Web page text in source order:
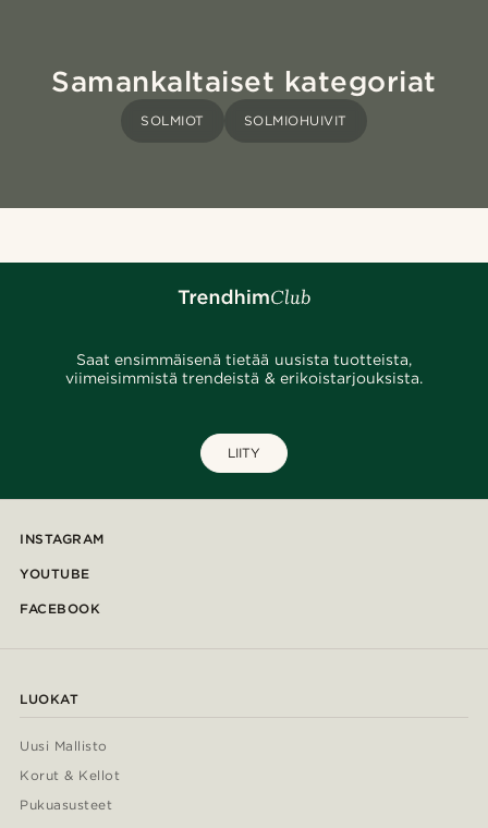
Samankaltaiset kategoriat
SOLMIOT SOLMIOHUIVIT
Saat ensimmäisenä tietää uusista tuotteista,
viimeisimmistä trendeistä & erikoistarjouksista.
LIITY
INSTAGRAM
YOUTUBE
FACEBOOK
LUOKAT
Uusi Mallisto
Korut & Kellot
Pukuasusteet